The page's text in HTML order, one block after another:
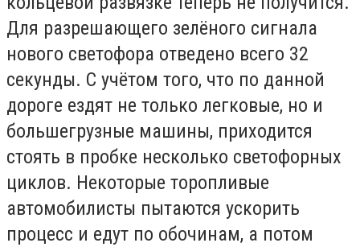
Для разрешающего зелёного сигнала
нового светофора отведено всего 32
секунды. С учётом того, что по данной
дороге ездят не только легковые, но и
большегрузные машины, приходится
стоять в пробке несколько светофорных
циклов. Некоторые торопливые
автомобилисты пытаются ускорить
процесс и едут по обочинам, а потом